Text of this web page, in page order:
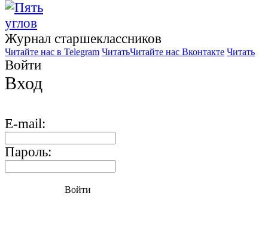
Журнал старшекласcников
Читайте нас в Telegram ЧитатьЧитайте нас Вконтакте Читать
Войти
Вход
E-mail:
Пароль:
Войти